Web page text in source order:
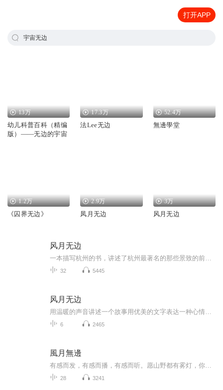
打开APP
宇宙无边
13万
幼儿科普百科（精编
版）——无边的宇宙
17.3万
法Lee无边
52.4万
無邊學堂
1.2万
《囚界无边》
2.9万
凤月无边
3万
风月无边
风月无边
32 5445
风月无边
6 2465
風月無邊
28 3241